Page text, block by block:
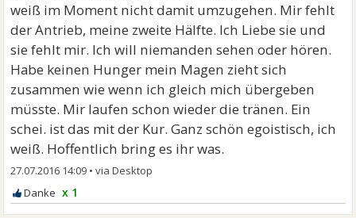
weiß im Moment nicht damit umzugehen. Mir fehlt
der Antrieb, meine zweite Hälfte. Ich Liebe sie und
sie fehlt mir. Ich will niemanden sehen oder hören.
Habe keinen Hunger mein Magen zieht sich
zusammen wie wenn ich gleich mich übergeben
müsste. Mir laufen schon wieder die tränen. Ein
schei. ist das mit der Kur. Ganz schön egoistisch, ich
weiß. Hoffentlich bring es ihr was.
27.07.2016 14:09 •
x 1